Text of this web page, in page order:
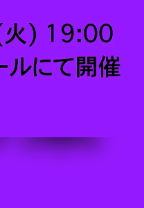
CAMPFIRE for Social Good
CAMPFIREふるさと納税